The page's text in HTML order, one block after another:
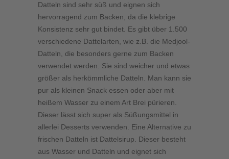
Datteln sind sehr süß und eignen sich
hervorragend zum Backen, da die klebrige
Konsistenz sehr gut bindet. Es gibt über 1.500
verschiedene Dattelarten, wie z.B. die Medjool-
Datteln, die besonders gerne zum Backen
verwendet werden. Sie sind weicher und etwas
größer als herkömmliche Datteln. Man kann sie
pur als kleinen Snack essen oder aber mit
heißem Wasser zu einem Art Brei pürieren.
Dieser lässt sich super als Süßungsmittel in
allerlei Desserts verwenden. Eine Alternative zu
frischen Datteln ist Dattelsirup. Dieser besteht
aus Wasser und Datteln und eignet sich